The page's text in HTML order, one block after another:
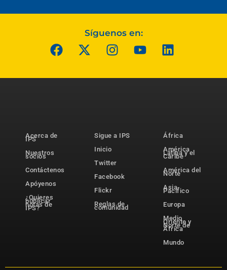
Síguenos en:
Acerca de
IPS
Nuestros
socios
Contáctenos
Apóyenos
¿Quieres
publicar
notas de
IPS?
Sigue a IPS
Inicio
Twitter
Facebook
Flickr
Reglas de
comunidad
África
América
Latina y el
Caribe
América del
Norte
Asia-
Pacífico
Europa
Medio
Oriente y
Norte de
África
Mundo